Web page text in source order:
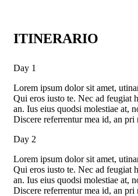
ITINERARIO
Day 1
Lorem ipsum dolor sit amet,
Qui eros iusto te. Nec ad feugiat
an. Ius eius quodsi molestiae at,
Discere referrentur mea id, an pri
Day 2
Lorem ipsum dolor sit amet,
Qui eros iusto te. Nec ad feugiat
an. Ius eius quodsi molestiae at,
Discere referrentur mea id, an pri